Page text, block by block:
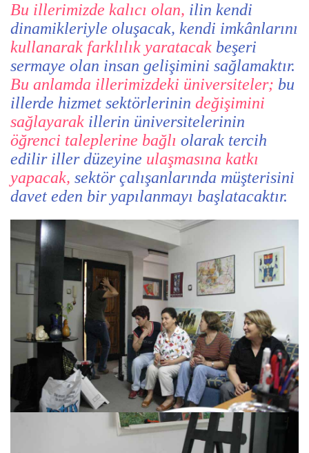
Bu illerimizde kalıcı olan, ilin kendi
dinamikleriyle oluşacak, kendi imkânlarını
kullanarak farklılık yaratacak beşeri
sermaye olan insan gelişimini sağlamaktır.
Bu anlamda illerimizdeki üniversiteler; bu
illerde hizmet sektörlerinin değişimini
sağlayarak illerin üniversitelerinin
öğrenci taleplerine bağlı olarak tercih
edilir iller düzeyine ulaşmasına katkı
yapacak, sektör çalışanlarında müşterisini
davet eden bir yapılanmayı başlatacaktır.